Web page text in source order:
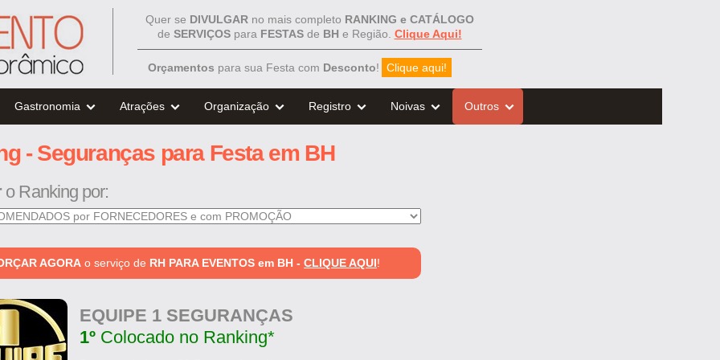
Quer se DIVULGARno mais completo RANKING e CATÁLOGO
de SERVIÇOSpara FESTASde BH e Região. Clique Aqui!
Orçamentos para sua Festa com Desconto! Clique aqui!
Gastronomia Atrações Organização Registro Noivas Outros
- Seguranças para Festa em BH
o Ranking por:
AGORA o serviço de RH PARA EVENTOS em BH - CLIQUE AQUI!
EQUIPE 1 SEGURANÇAS
1º Colocado no Ranking*